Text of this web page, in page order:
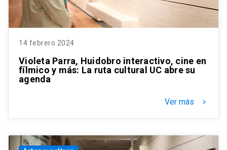
14 febrero 2024
Violeta Parra, Huidobro interactivo, cine en
fílmico y más: La ruta cultural UC abre su
agenda
Ver más keyboard_arrow_right